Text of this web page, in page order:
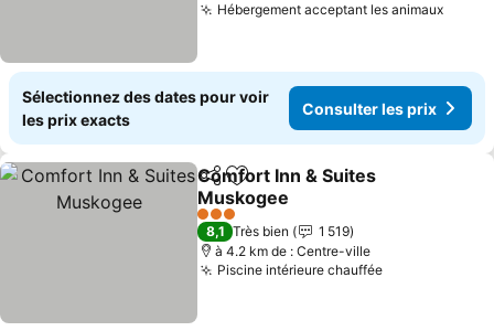
Hébergement acceptant les animaux
Sélectionnez des dates pour voir
les prix exacts
Consulter les prix
PartagerAjouter à mes favoris
Comfort Inn & Suites
Muskogee
Consulter les prix
3 Étoiles
8,1 Très bien
1 519
à 4.2 km de : Centre-ville
Piscine intérieure chaufféeConsulter